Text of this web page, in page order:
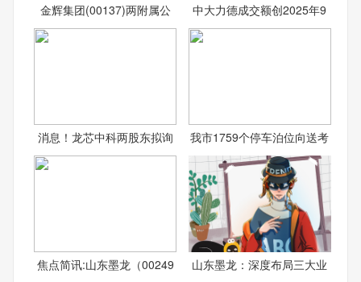
金辉集团(00137)两附属公 中大力德成交额创2025年9
消息！龙芯中科两股东拟询 我市1759个停车泊位向送考
焦点简讯:山东墨龙（00249 山东墨龙：深度布局三大业